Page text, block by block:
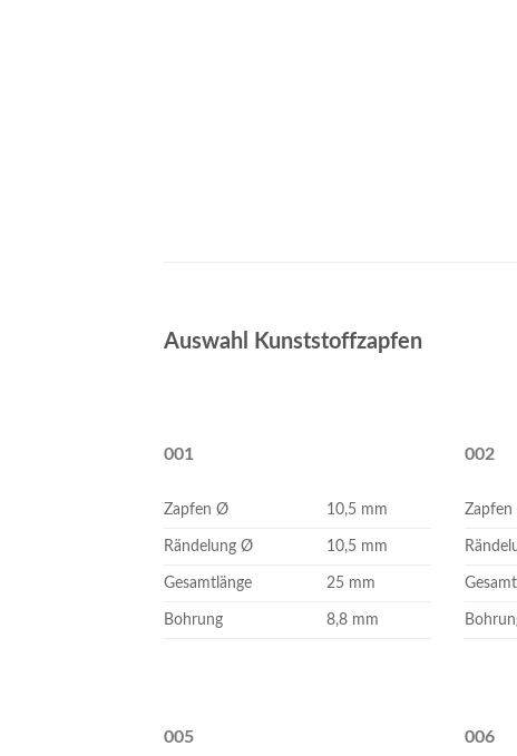
Auswahl Kunststoffzapfen
001
Zapfen Ø 10,5 mm
Rändelung Ø 10,5 mm
Gesamtlänge 25 mm
Bohrung 8,8 mm
002
005 006